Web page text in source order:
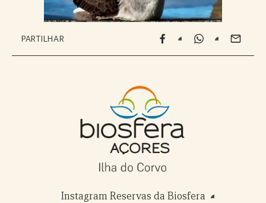
PARTILHAR
Instagram Reservas da Biosfera